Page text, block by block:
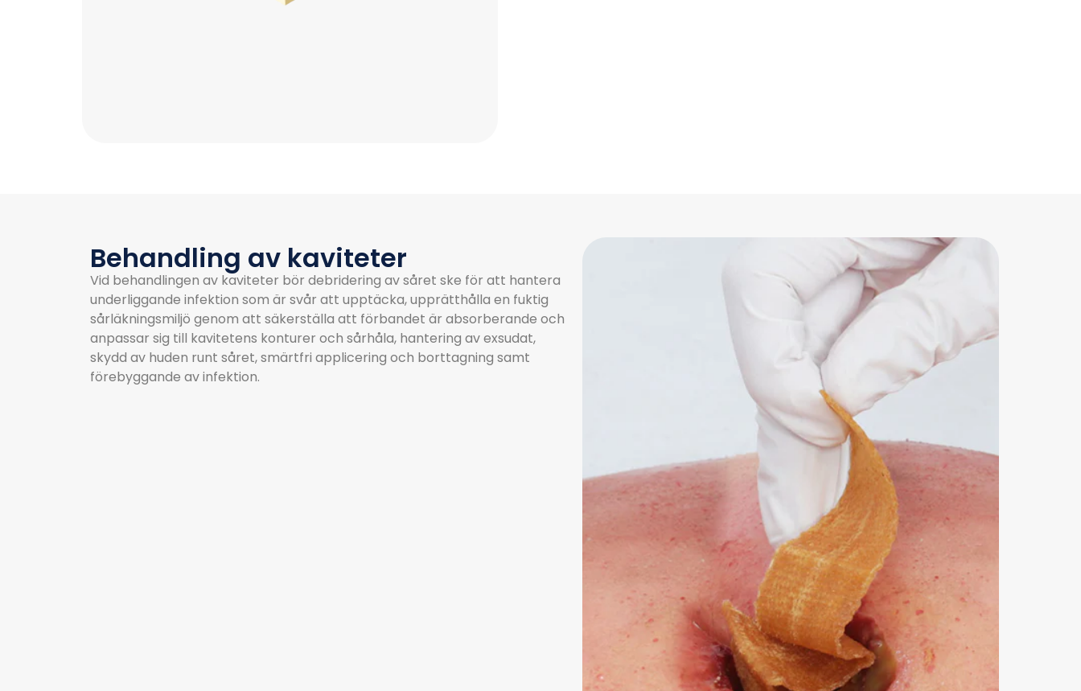
Behandling av kaviteter
Vid behandlingen av kaviteter bör debridering av såret ske för att hantera
underliggande infektion som är svår att upptäcka, upprätthålla en fuktig
sårläkningsmiljö genom att säkerställa att förbandet är absorberande och
anpassar sig till kavitetens konturer och sårhåla, hantering av exsudat,
skydd av huden runt såret, smärtfri applicering och borttagning samt
förebyggande av infektion.